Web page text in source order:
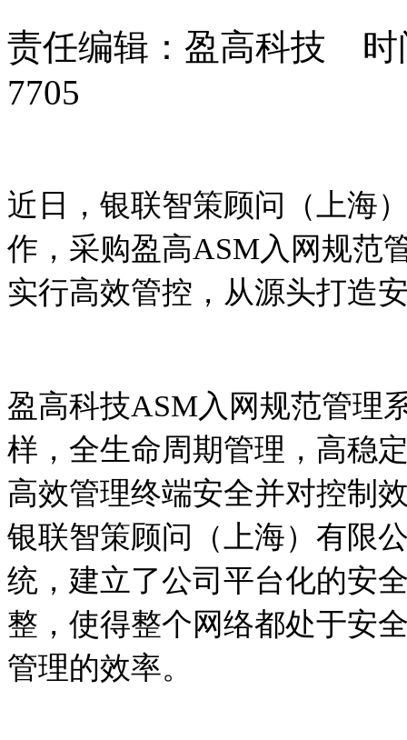
责任编辑：盈高科技 时
7705
近日，银联智策顾问（上海
作，采购盈高ASM入网规范
实行高效管控，从源头打造
盈高科技ASM入网规范管理
样，全生命周期管理，高稳
高效管理终端安全并对控制
银联智策顾问（上海）有限
统，建立了公司平台化的安
整，使得整个网络都处于安
管理的效率。